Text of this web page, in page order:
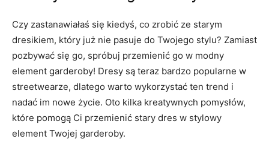
Czy zastanawiałaś się kiedyś, co zrobić ze starym‍
dresikiem, który już nie pasuje do Twojego stylu? Zamiast
pozbywać się ⁣go, spróbuj przemienić ‌go w⁢ modny
element garderoby! Dresy są teraz bardzo popularne w
streetwearze, dlatego warto wykorzystać ten trend‍ i
nadać im nowe życie. Oto kilka kreatywnych pomysłów,
⁢które pomogą Ci przemienić stary dres ⁣w stylowy
element Twojej garderoby.